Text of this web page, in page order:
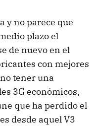
y no parece que
plazo el
de nuevo en el
con mejores
tener una
3G económicos,
que ha perdido el
desde aquel V3